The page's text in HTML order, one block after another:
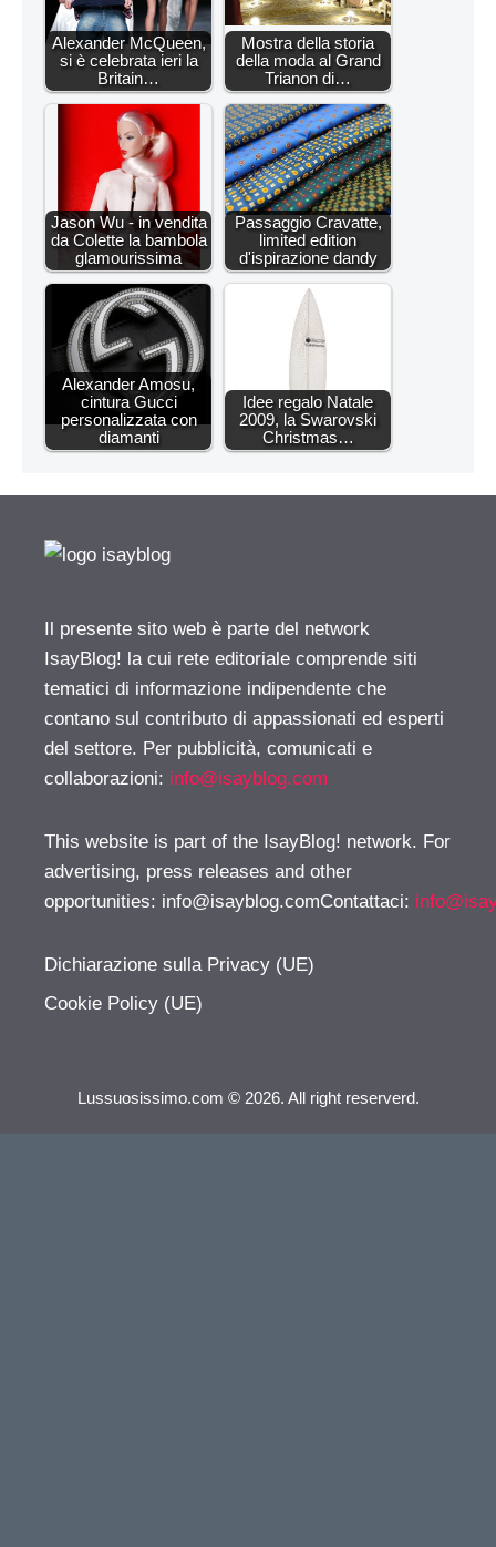
Alexander McQueen,
si è celebrata ieri la
Britain…
Mostra della storia
della moda al Grand
Trianon di…
Jason Wu - in vendita
da Colette la bambola
glamourissima
Passaggio Cravatte,
limited edition
d'ispirazione dandy
Alexander Amosu,
cintura Gucci
personalizzata con
diamanti
Idee regalo Natale
2009, la Swarovski
Christmas…
Il presente sito web è parte del network
IsayBlog! la cui rete editoriale comprende siti
tematici di informazione indipendente che
contano sul contributo di appassionati ed esperti
del settore. Per pubblicità, comunicati e
collaborazioni: info@isayblog.com
This website is part of the IsayBlog! network. For
advertising, press releases and other
opportunities: info@isayblog.comContattaci:
Dichiarazione sulla Privacy (UE)
Cookie Policy (UE)
Lussuosissimo.com © 2026. All right reserverd.